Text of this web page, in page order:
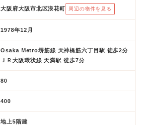
大阪府大阪市北区浪花町 周辺の物件を見る
1978年12月
Osaka Metro堺筋線 天神橋筋六丁目駅 徒歩2分
ＪＲ大阪環状線 天満駅 徒歩7分
80
400
地上5階建